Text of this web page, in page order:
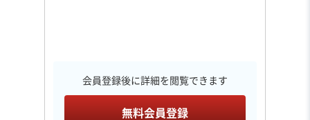
会員登録後に詳細を閲覧できます
無料会員登録